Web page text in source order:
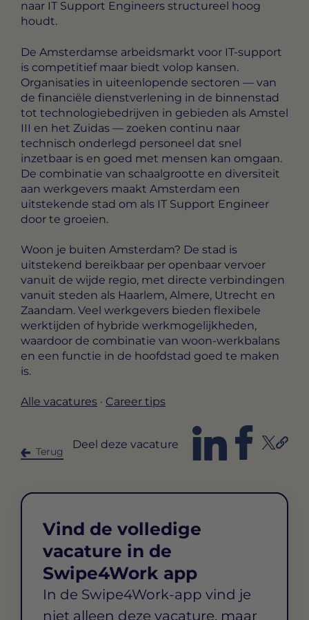
naar IT Support Engineers structureel hoog
houdt.
De Amsterdamse arbeidsmarkt voor IT-support
is competitief maar biedt volop kansen.
Organisaties in uiteenlopende sectoren — van
de financiële dienstverlening in de binnenstad
tot technologiebedrijven in gebieden als Amstel
III en het Zuidas — zoeken continu naar
technisch onderlegd personeel dat snel
inzetbaar is en goed met mensen kan omgaan.
De combinatie van schaalgrootte en diversiteit
aan werkgevers maakt Amsterdam een
uitstekende stad om als IT Support Engineer
door te groeien.
Woon je buiten Amsterdam? De stad is
uitstekend bereikbaar per openbaar vervoer
vanuit de wijde regio, met directe verbindingen
vanuit steden als Haarlem, Almere, Utrecht en
Zaandam. Veel werkgevers bieden flexibele
werktijden of hybride werkmogelijkheden,
waardoor de combinatie van woon-werkbalans
en een functie in de hoofdstad goed te maken
is.
Alle vacatures · Career tips
Terug
Deel deze vacature
Vind de volledige
vacature in de
Swipe4Work app
In de Swipe4Work-app vind je
niet alleen deze vacature, maar